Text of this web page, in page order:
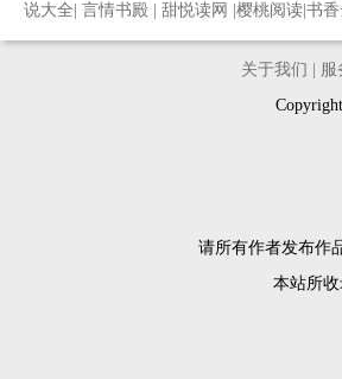
说大全 言情书殿 甜悦读网 樱桃阅读 书
关于我们 服
请所有作者发布作
本站所